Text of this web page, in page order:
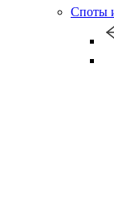
Споты